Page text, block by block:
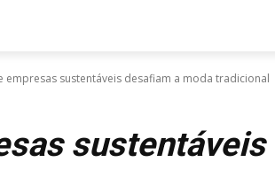
empresas sustentáveis desafiam a moda tradicional
sustentáveis